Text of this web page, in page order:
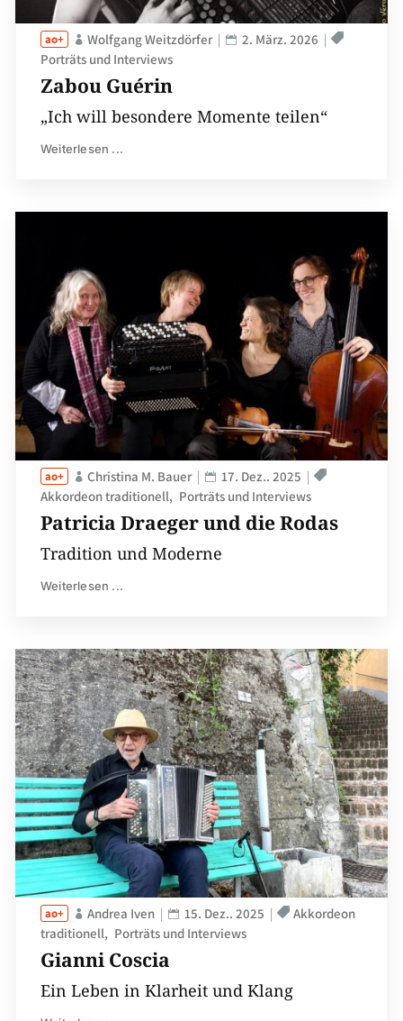
Zabou Guérin
Wolfgang Weitzdörfer
2. März. 2026
Porträts und Interviews
„Ich will besondere Momente teilen“
Weiterlesen ...
Patricia Draeger und die Rodas
Christina M. Bauer
17. Dez.. 2025
Akkordeon traditionell
Porträts und Interviews
Tradition und Moderne
Weiterlesen ...
Gianni Coscia
Andrea Iven 15. Dez.. 2025
Akkordeon
traditionell
Porträts und Interviews
Ein Leben in Klarheit und Klang